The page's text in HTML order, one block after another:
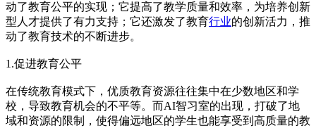
动了教育公平的实现；它提高了教学质量和效率，为培养创新
型人才提供了有力支持；它还激发了教育行业的创新活力，推
动了教育技术的不断进步。
1.促进教育公平
在传统教育模式下，优质教育资源往往集中在少数地区和学
校，导致教育机会的不平等。而AI智习室的出现，打破了地
域和资源的限制，使得偏远地区的学生也能享受到高质量的教